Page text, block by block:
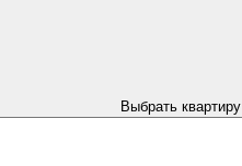
Выбрать квартиру